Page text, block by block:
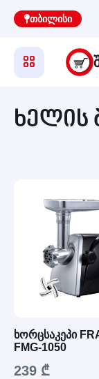
თბილისი
ხელის
ხორცსაკეპი
FMG-1050
239 ₾